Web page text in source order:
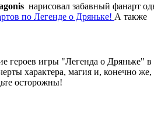
нарисовал забавный фанарт
по Легенде о Дряньке! А также
героев игры "Легенда о Дряньке"
характера, магия и, конечно
осторожны!